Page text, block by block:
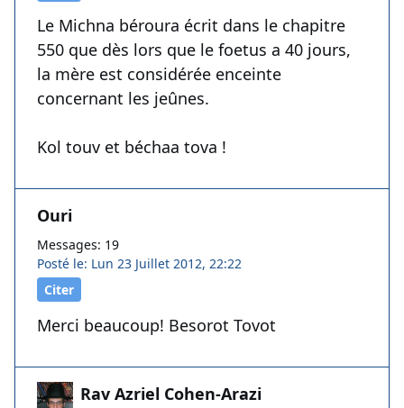
Le Michna béroura écrit dans le chapitre
550 que dès lors que le foetus a 40 jours,
la mère est considérée enceinte
concernant les jeûnes.
Kol touv et béchaa tova !
Ouri
Messages: 19
Posté le: Lun 23 Juillet 2012, 22:22
Citer
Merci beaucoup! Besorot Tovot
Rav Azriel Cohen-Arazi